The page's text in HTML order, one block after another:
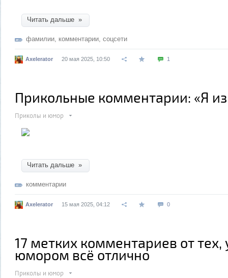
Читать дальше »
фамилии комментарии соцсети
Axelerator 20 мая 2025, 10:50 1
Прикольные комментарии: «Я
Приколы и юмор
Читать дальше »
комментарии
Axelerator 15 мая 2025, 04:12 0
17 метких комментариев от тех,
юмором всё отлично
Приколы и юмор